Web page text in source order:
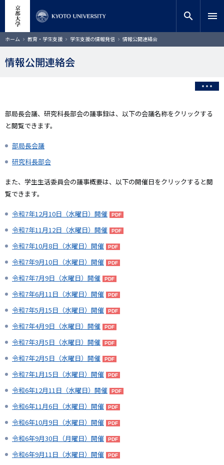
コ
ン
ン
サイト内検索 search menu
ホーム 教育・学生支援 学生支援の情報発信 情報公開連絡会
情報公開連絡会
部局長会議、研究科長部会の議事録は、以下の会議名称をクリックする
と閲覧できます。
部局長会議
研究科長部会
また、学生生活委員会の議事概要は、以下の開催日をクリックすると閲
覧できます。
令和7年12月10日（水曜日）開催
令和7年11月12日（水曜日）開催
令和7年10月8日（水曜日）開催
令和7年9月10日（水曜日）開催
令和7年7月9日（水曜日）開催
令和7年6月11日（水曜日）開催
令和7年5月15日（水曜日）開催
令和7年4月9日（水曜日）開催
令和7年3月5日（水曜日）開催
令和7年2月5日（水曜日）開催
令和7年1月15日（水曜日）開催
令和6年12月11日（水曜日）開催
令和6年11月6日（水曜日）開催
令和6年10月9日（水曜日）開催
令和6年9月30日（月曜日）開催
令和6年9月11日（水曜日）開催